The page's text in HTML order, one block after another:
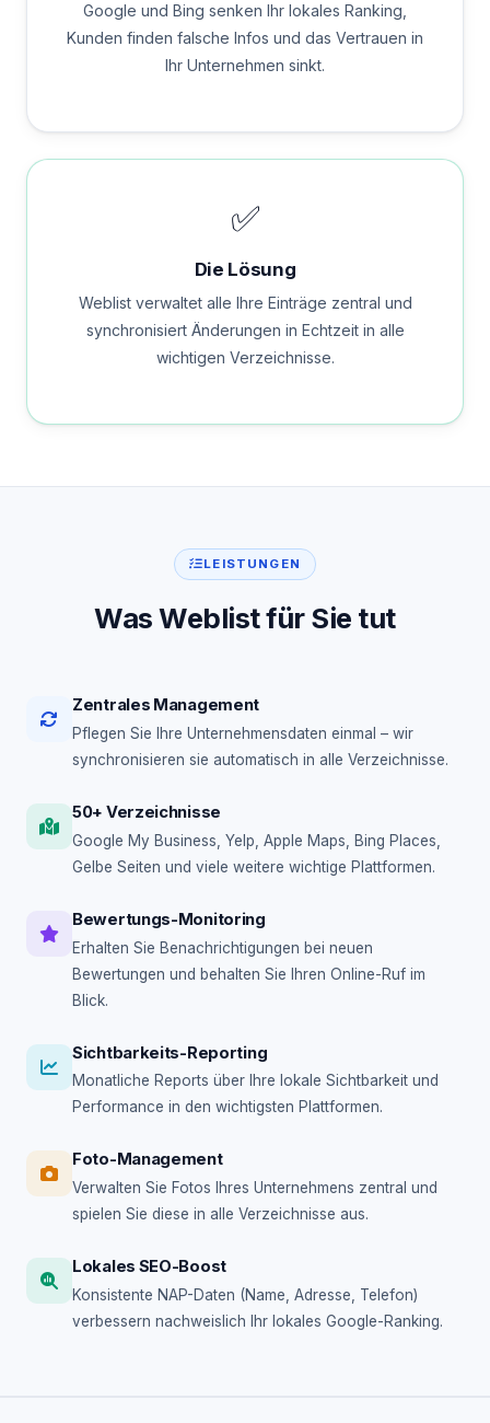
Google und Bing senken Ihr lokales Ranking,
Kunden finden falsche Infos und das Vertrauen in
Ihr Unternehmen sinkt.
✅
Die Lösung
Weblist verwaltet alle Ihre Einträge zentral und
synchronisiert Änderungen in Echtzeit in alle
wichtigen Verzeichnisse.
LEISTUNGEN
Was Weblist für Sie tut
Zentrales Management
Pflegen Sie Ihre Unternehmensdaten einmal – wir
synchronisieren sie automatisch in alle Verzeichnisse.
50+ Verzeichnisse
Google My Business, Yelp, Apple Maps, Bing Places,
Gelbe Seiten und viele weitere wichtige Plattformen.
Bewertungs-Monitoring
Erhalten Sie Benachrichtigungen bei neuen
Bewertungen und behalten Sie Ihren Online-Ruf im
Blick.
Sichtbarkeits-Reporting
Monatliche Reports über Ihre lokale Sichtbarkeit und
Performance in den wichtigsten Plattformen.
Foto-Management
Verwalten Sie Fotos Ihres Unternehmens zentral und
spielen Sie diese in alle Verzeichnisse aus.
Lokales SEO-Boost
Konsistente NAP-Daten (Name, Adresse, Telefon)
verbessern nachweislich Ihr lokales Google-Ranking.